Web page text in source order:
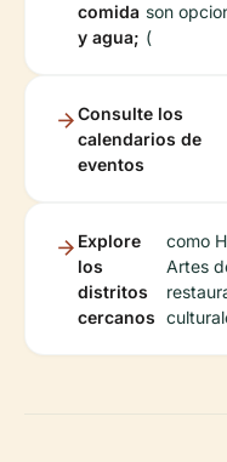
comida
y agua;
son
(
Consulte los
calendarios de
eventos
Explore
los
distritos
cercanos
como
Artes